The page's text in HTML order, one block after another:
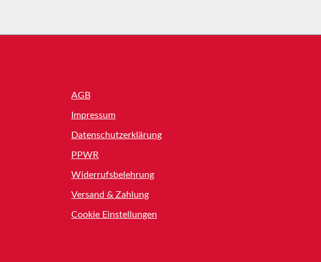
AGB
Impressum
Datenschutzerklärung
PPWR
Widerrufsbelehrung
Versand & Zahlung
Cookie Einstellungen